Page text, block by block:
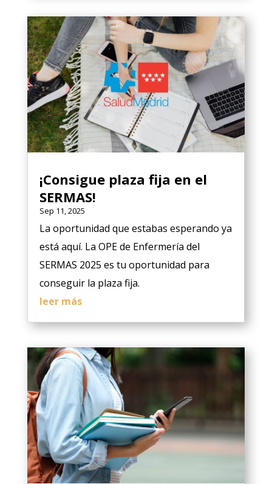
¡Consigue plaza fija en el
SERMAS!
Sep 11, 2025
La oportunidad que estabas esperando ya
está aquí. La OPE de Enfermería del
SERMAS 2025 es tu oportunidad para
conseguir la plaza fija.
leer más